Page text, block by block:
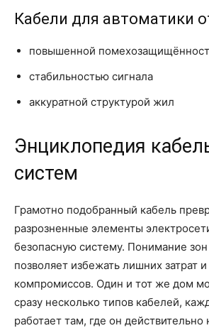
Кабели для автоматики
повышенной
стабильностью сигнала
аккуратной структурой жил
Энциклопедия
систем
Грамотно подобранный кабель
разрозненные элементы
безопасную систему. Понимание зон
позволяет избежать лишних затрат
компромиссов. Один и тот же дом
сразу несколько типов кабелей,
работает там, где он